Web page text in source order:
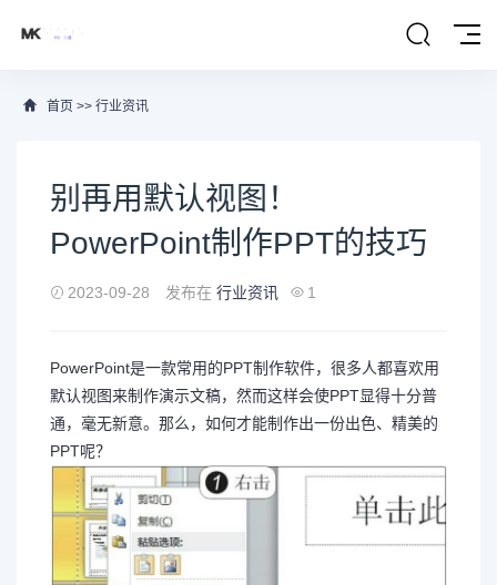
首页 >> 行业资讯
别再用默认视图！
PowerPoint制作PPT的技巧
2023-09-28 发布在 行业资讯 1
PowerPoint是一款常用的PPT制作软件，很多人都喜欢用
默认视图来制作演示文稿，然而这样会使PPT显得十分普
通，毫无新意。那么，如何才能制作出一份出色、精美的
PPT呢？